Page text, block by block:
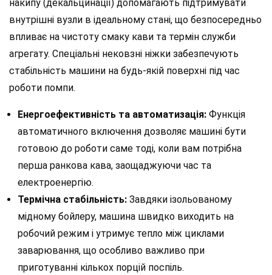
накипу (декальцинації) допомагають підтримувати
внутрішні вузли в ідеальному стані, що безпосередньо
впливає на чистоту смаку кави та термін служби
агрегату. Спеціальні нековзні ніжки забезпечують
стабільність машини на будь-якій поверхні під час
роботи помпи.
Енергоефективність та автоматизація: Функція
автоматичного включення дозволяє машині бути
готовою до роботи саме тоді, коли вам потрібна
перша ранкова кава, заощаджуючи час та
електроенергію.
Термічна стабільність: Завдяки ізольованому
мідному бойлеру, машина швидко виходить на
робочий режим і утримує тепло між циклами
заварювання, що особливо важливо при
приготуванні кількох порцій поспіль.